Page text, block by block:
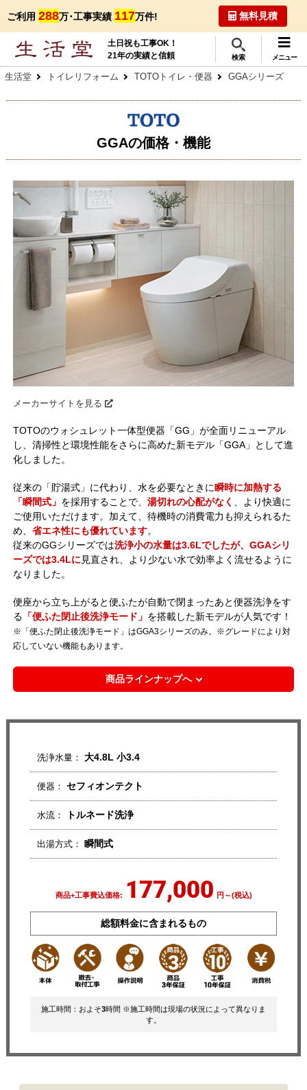
ご利用 288万･工事実績 117万件! 無料見積
土日祝も工事OK！
21年の実績と信頼
検索 メニュー
生活堂 トイレリフォーム TOTOトイレ・便器 GGAシリーズ
GGAの価格・機能
メーカーサイトを見る
TOTOのウォシュレット一体型便器「GG」が全面リニューアル
し、清掃性と環境性能をさらに高めた新モデル「GGA」として進
化しました。
従来の「貯湯式」に代わり、水を必要なときに瞬時に加熱する
「瞬間式」 を採用することで、 湯切れの心配がなく
、より快適に
ご使用いただけます。加えて、待機時の消費電力も抑えられるた
め、 省エネ性にも優れています。
従来のGGシリーズでは洗浄小の水量は3.6Lでしたが、GGAシリ
ーズでは3.4Lに 見直され、より少ない水で効率よく流せるように
なりました。
便座から立ち上がると便ふたが自動で閉まったあと便器洗浄をす
る 「便ふた閉止後洗浄モード」 を搭載した新モデルが人気です！
※「便ふた閉止後洗浄モード」はGGA3シリーズのみ。※グレードにより対
応していない機能もあります。
商品ラインナップへ
洗浄水量： 大4.8L 小3.4
便器： セフィオンテクト
水流： トルネード洗浄
出湯方式： 瞬間式
商品+工事費込価格: 177,000 円～(税込)
総額料金に含まれるもの
施工時間：およそ3時間 ※施工時間は現場の状況によって異なりま
す。